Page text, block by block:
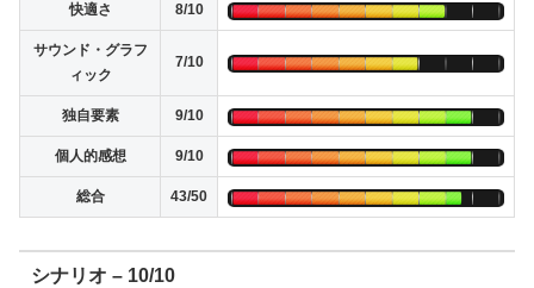
快適さ 8/10
サウンド・グラフ
ィック
7/10
独自要素 9/10
個人的感想 9/10
総合 43/50
シナリオ – 10/10